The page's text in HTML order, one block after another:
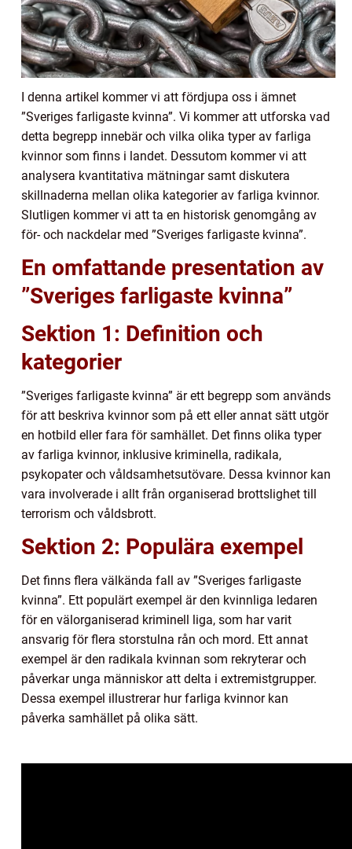
I denna artikel kommer vi att fördjupa oss i ämnet
”Sveriges farligaste kvinna”. Vi kommer att utforska vad
detta begrepp innebär och vilka olika typer av farliga
kvinnor som finns i landet. Dessutom kommer vi att
analysera kvantitativa mätningar samt diskutera
skillnaderna mellan olika kategorier av farliga kvinnor.
Slutligen kommer vi att ta en historisk genomgång av
för- och nackdelar med ”Sveriges farligaste kvinna”.
En omfattande presentation av
”Sveriges farligaste kvinna”
Sektion 1: Definition och
kategorier
”Sveriges farligaste kvinna” är ett begrepp som används
för att beskriva kvinnor som på ett eller annat sätt utgör
en hotbild eller fara för samhället. Det finns olika typer
av farliga kvinnor, inklusive kriminella, radikala,
psykopater och våldsamhetsutövare. Dessa kvinnor kan
vara involverade i allt från organiserad brottslighet till
terrorism och våldsbrott.
Sektion 2: Populära exempel
Det finns flera välkända fall av ”Sveriges farligaste
kvinna”. Ett populärt exempel är den kvinnliga ledaren
för en välorganiserad kriminell liga, som har varit
ansvarig för flera storstulna rån och mord. Ett annat
exempel är den radikala kvinnan som rekryterar och
påverkar unga människor att delta i extremistgrupper.
Dessa exempel illustrerar hur farliga kvinnor kan
påverka samhället på olika sätt.